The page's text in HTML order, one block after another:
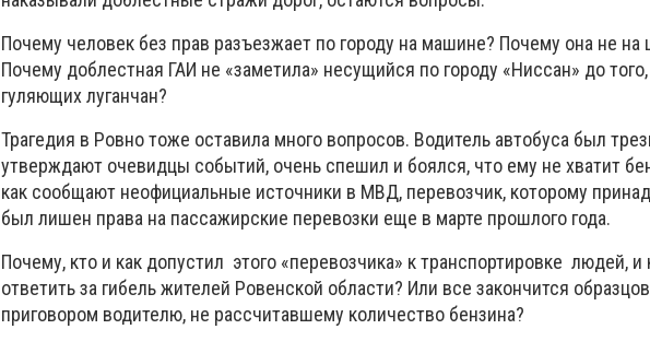
Почему человек без прав разъезжает по городу на машине? Почему она не
Почему доблестная ГАИ не «заметила» несущийся по городу «Ниссан» до
гуляющих луганчан?
Трагедия в Ровно тоже оставила много вопросов. Водитель автобуса был
утверждают очевидцы событий, очень спешил и боялся, что ему не хватит
как сообщают неофициальные источники в МВД, перевозчик, которому
был лишен права на пассажирские перевозки еще в марте прошлого года.
Почему, кто и как допустил этого «перевозчика» к транспортировке людей,
ответить за гибель жителей Ровенской области? Или все закончится
приговором водителю, не рассчитавшему количество бензина?